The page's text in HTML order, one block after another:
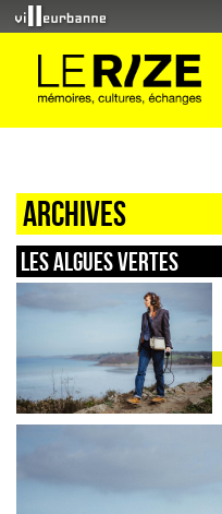
Archives
LES ALGUES VERTES